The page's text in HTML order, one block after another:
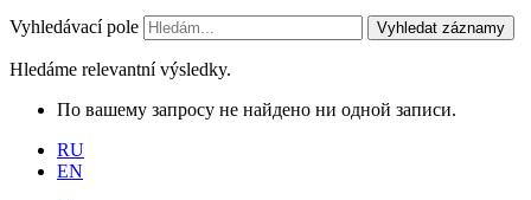
Vyhledávací pole Vyhledat záznamy
Hledáme relevantní výsledky.
По вашему запросу не найдено ни одной записи.
RU
EN